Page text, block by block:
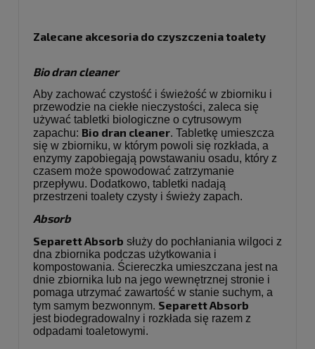
Zalecane akcesoria do czyszczenia toalety
Bio dran cleaner
Aby zachować czystość i świeżość w zbiorniku i
przewodzie na ciekłe nieczystości, zaleca się
używać tabletki biologiczne o cytrusowym
zapachu: Bio dran cleaner. Tabletkę umieszcza
się w zbiorniku, w którym powoli się rozkłada, a
enzymy zapobiegają powstawaniu osadu, który z
czasem może spowodować zatrzymanie
przepływu. Dodatkowo, tabletki nadają
przestrzeni toalety czysty i świeży zapach.
Absorb
Separett Absorb służy do pochłaniania wilgoci z
dna zbiornika podczas użytkowania i
kompostowania. Ściereczka umieszczana jest na
dnie zbiornika lub na jego wewnętrznej stronie i
pomaga utrzymać zawartość w stanie suchym, a
tym samym bezwonnym. Separett Absorb
jest biodegradowalny i rozkłada się razem z
odpadami toaletowymi.